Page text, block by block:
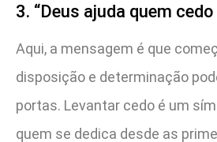
3. “Deus ajuda quem cedo
Aqui, a mensagem é que
disposição e determinação
portas. Levantar cedo é um
quem se dedica desde as